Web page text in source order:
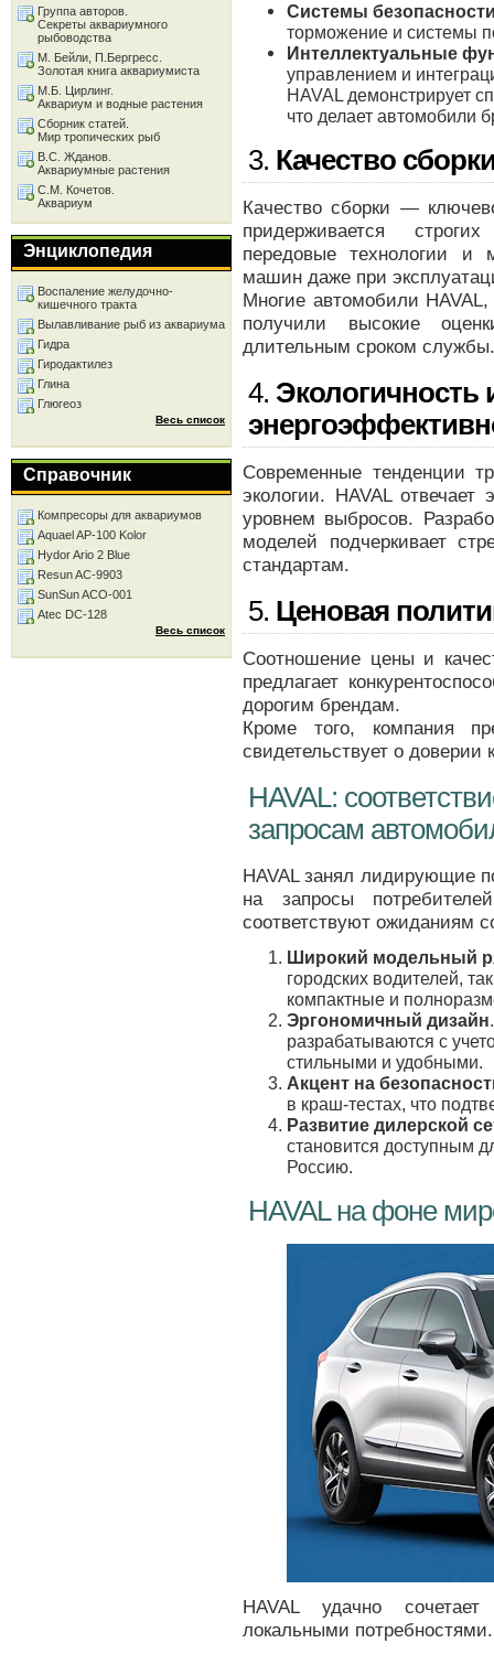
Системы
торможение и системы
Интеллектуальные
управлением и
HAVAL демонстрирует
что делает автомобили
3. Качество
Качество сборки —
придерживается
передовые технологии и
машин даже при
Многие автомобили HAVAL,
получили высокие
длительным сроком службы.
4. Экологичность
Современные тенденции
экологии. HAVAL
уровнем выбросов.
моделей подчеркивает
стандартам.
5. Ценовая
Соотношение цены и
предлагает
дорогим брендам.
Кроме того, компания
свидетельствует о
HAVAL:
запросам
HAVAL занял лидирующие
на запросы
соответствуют ожиданиям
Широкий модельный
городских водителей,
компактные и
Эргономичный дизайн
разрабатываются с
стильными и удобными.
Акцент на
в краш-тестах, что
Развитие дилерской
становится доступным
Россию.
HAVAL на фоне
HAVAL удачно
локальными
Группа авторов.
Секреты аквариумного
рыбоводства
М. Бейли, П.Бергресс.
Золотая книга аквариумиста
М.Б. Цирлинг.
Аквариум и водные растения
Сборник статей.
Мир тропических рыб
В.С. Жданов.
Аквариумные растения
С.М. Кочетов.
Аквариум
Энциклопедия
Воспаление желудочно-
кишечного тракта
Вылавливание рыб из аквариума
Гидра
Гиродактилез
Глина
Глюгеоз
Весь список
Справочник
Компресоры для аквариумов
Aquael AP-100 Kolor
Hydor Ario 2 Blue
Resun AC-9903
SunSun ACO-001
Atec DC-128
Весь список